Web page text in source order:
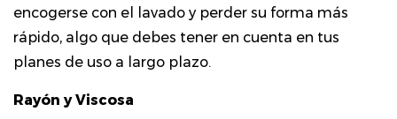
4
Cómo
evaluar
ajuste
encogerse con el lavado y perder su forma más
rápido, algo que debes tener en cuenta en tus
planes de uso a largo plazo.
Rayón y Viscosa